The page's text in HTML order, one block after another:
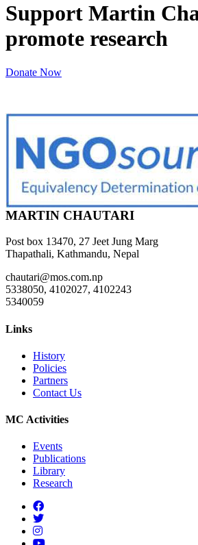
Support Martin
promote research
Donate Now
MARTIN CHAUTARI
Post box 13470, 27 Jeet Jung Marg
Thapathali, Kathmandu, Nepal
chautari@mos.com.np
5338050, 4102027, 4102243
5340059
Links
History
Policies
Partners
Contact Us
MC Activities
Events
Publications
Library
Research